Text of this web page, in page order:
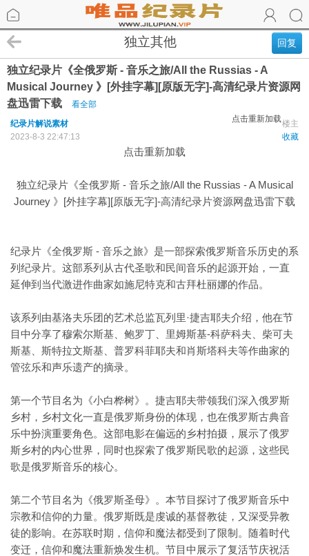
回复
独立其他
独立纪录片《全俄罗斯 - 音乐之旅/All the Russias - A
Musical Journey 》[外挂字幕][原版无字]-高清纪录片资源网
盘迅雷下载
看全部
点击重新加载楼主
纪录片解说素材
收藏
2023-8-3 22:47:13
点击重新加载
独立纪录片《全俄罗斯 - 音乐之旅/All the Russias - A Musical
Journey 》[外挂字幕][原版无字]-高清纪录片资源网盘迅雷下载
纪录片《全俄罗斯 - 音乐之旅》是一部探索俄罗斯音乐历史的系
列纪录片。这部系列从古代圣歌和民间音乐的起源开始，一直
延伸到当代激进作曲家如施尼特克和古拜杜丽娜的作品。
该系列由基洛夫乐团的艺术总监瓦列里·捷吉耶夫介绍，他在节
目中分享了穆索尔斯基、鲍罗丁、里姆斯基-科萨科夫、柴可夫
斯基、斯特拉文斯基、普罗科菲耶夫和肖斯塔科夫等作曲家的
管弦乐和声乐遗产的摘录。
第一个节目名为《小白桦树》。捷吉耶夫带领我们深入俄罗斯
乡村，乡村文化一直是俄罗斯身份的体现，也在俄罗斯古典音
乐中扮演重要角色。这部电影在偏远的乡村拍摄，展示了俄罗
斯乡村的内心世界，同时也探索了俄罗斯民歌的起源，这些民
歌是俄罗斯音乐的核心。
第二个节目名为《俄罗斯圣母》。本节目探讨了俄罗斯音乐中
宗教和信仰的力量。俄罗斯既是虔诚的基督教徒，又深受异教
徒的影响。在苏联时期，信仰和魔法都受到了限制。随着时代
变迁，信仰和魔法重新焕发生机。节目中展示了复活节庆祝活